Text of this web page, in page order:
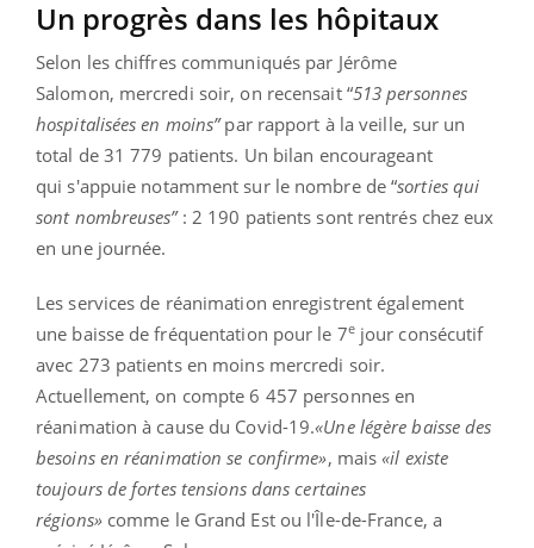
Un progrès dans les hôpitaux
Selon les chiffres communiqués par Jérôme
Salomon, mercredi soir, on recensait “513 personnes
hospitalisées en moins”par rapport à la veille, sur un
total de 31 779 patients. Un bilan encourageant
qui s'appuie notamment sur le nombre de “sorties qui
sont nombreuses”: 2 190 patients sont rentrés chez eux
en une journée.
Les services de réanimation enregistrent également
une baisse de fréquentation pour le 7ejour consécutif
avec 273 patients en moins mercredi soir.
Actuellement, on compte 6 457 personnes en
réanimation à cause du Covid-19. Une légère baisse des
besoins en réanimation se confirme , mais il existe
toujours de fortes tensions dans certaines
régions comme le Grand Est ou l'Île-de-France, a